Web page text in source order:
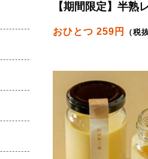
【期間限定】半熟
おひとつ 259円 （税